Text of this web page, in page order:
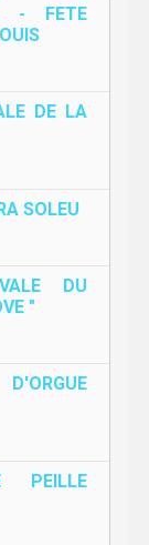
- FETE
DE LA
SOLEU
DU
"
PEILLE